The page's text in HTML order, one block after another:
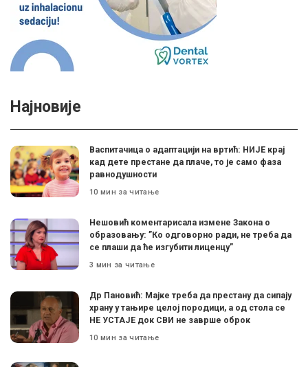
Најновије
Васпитачица о адаптацији на вртић: НИЈЕ крај
кад дете престане да плаче, то је само фаза
равнодушности
10 мин за читање
Нешовић коментарисала измене Закона о
образовању: ”Ко одговорно ради, не треба да
се плаши да ће изгубити лиценцу”
3 мин за читање
Др Пановић: Мајке треба да престану да сипају
храну у тањире целој породици, а од стола се
НЕ УСТАЈЕ док СВИ не заврше оброк
10 мин за читање